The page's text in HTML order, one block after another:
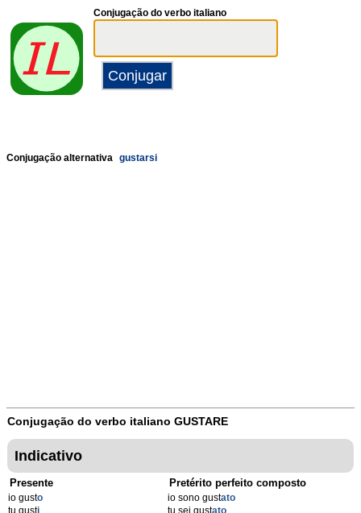
Conjugação do verbo italiano
Conjugação alternativa gustarsi
Conjugação do verbo italiano GUSTARE
Indicativo
Presente
io gusto
tu gusti
Pretérito perfeito composto
io sono gustato
tu sei gustato